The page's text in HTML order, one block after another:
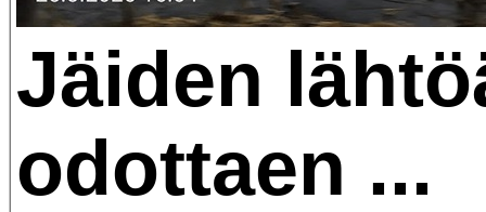
Jäiden
odottaen ...